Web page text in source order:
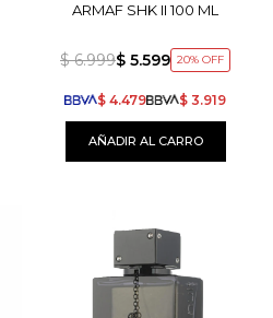
ARMAF SHK II 100 ML
$ 5.599
$ 6.999 20
$ 3.919
$ 4.479